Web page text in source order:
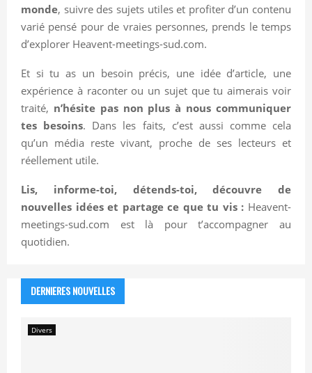
monde, suivre des sujets utiles et profiter d’un contenu
varié pensé pour de vraies personnes, prends le temps
d’explorer Heavent-meetings-sud.com.
Et si tu as un besoin précis, une idée d’article, une
expérience à raconter ou un sujet que tu aimerais voir
traité, n’hésite pas non plus à nous communiquer
tes besoins. Dans les faits, c’est aussi comme cela
qu’un média reste vivant, proche de ses lecteurs et
réellement utile.
Lis, informe-toi, détends-toi, découvre de
nouvelles idées et partage ce que tu vis : Heavent-
meetings-sud.com est là pour t’accompagner au
quotidien.
DERNIERES NOUVELLES
Divers